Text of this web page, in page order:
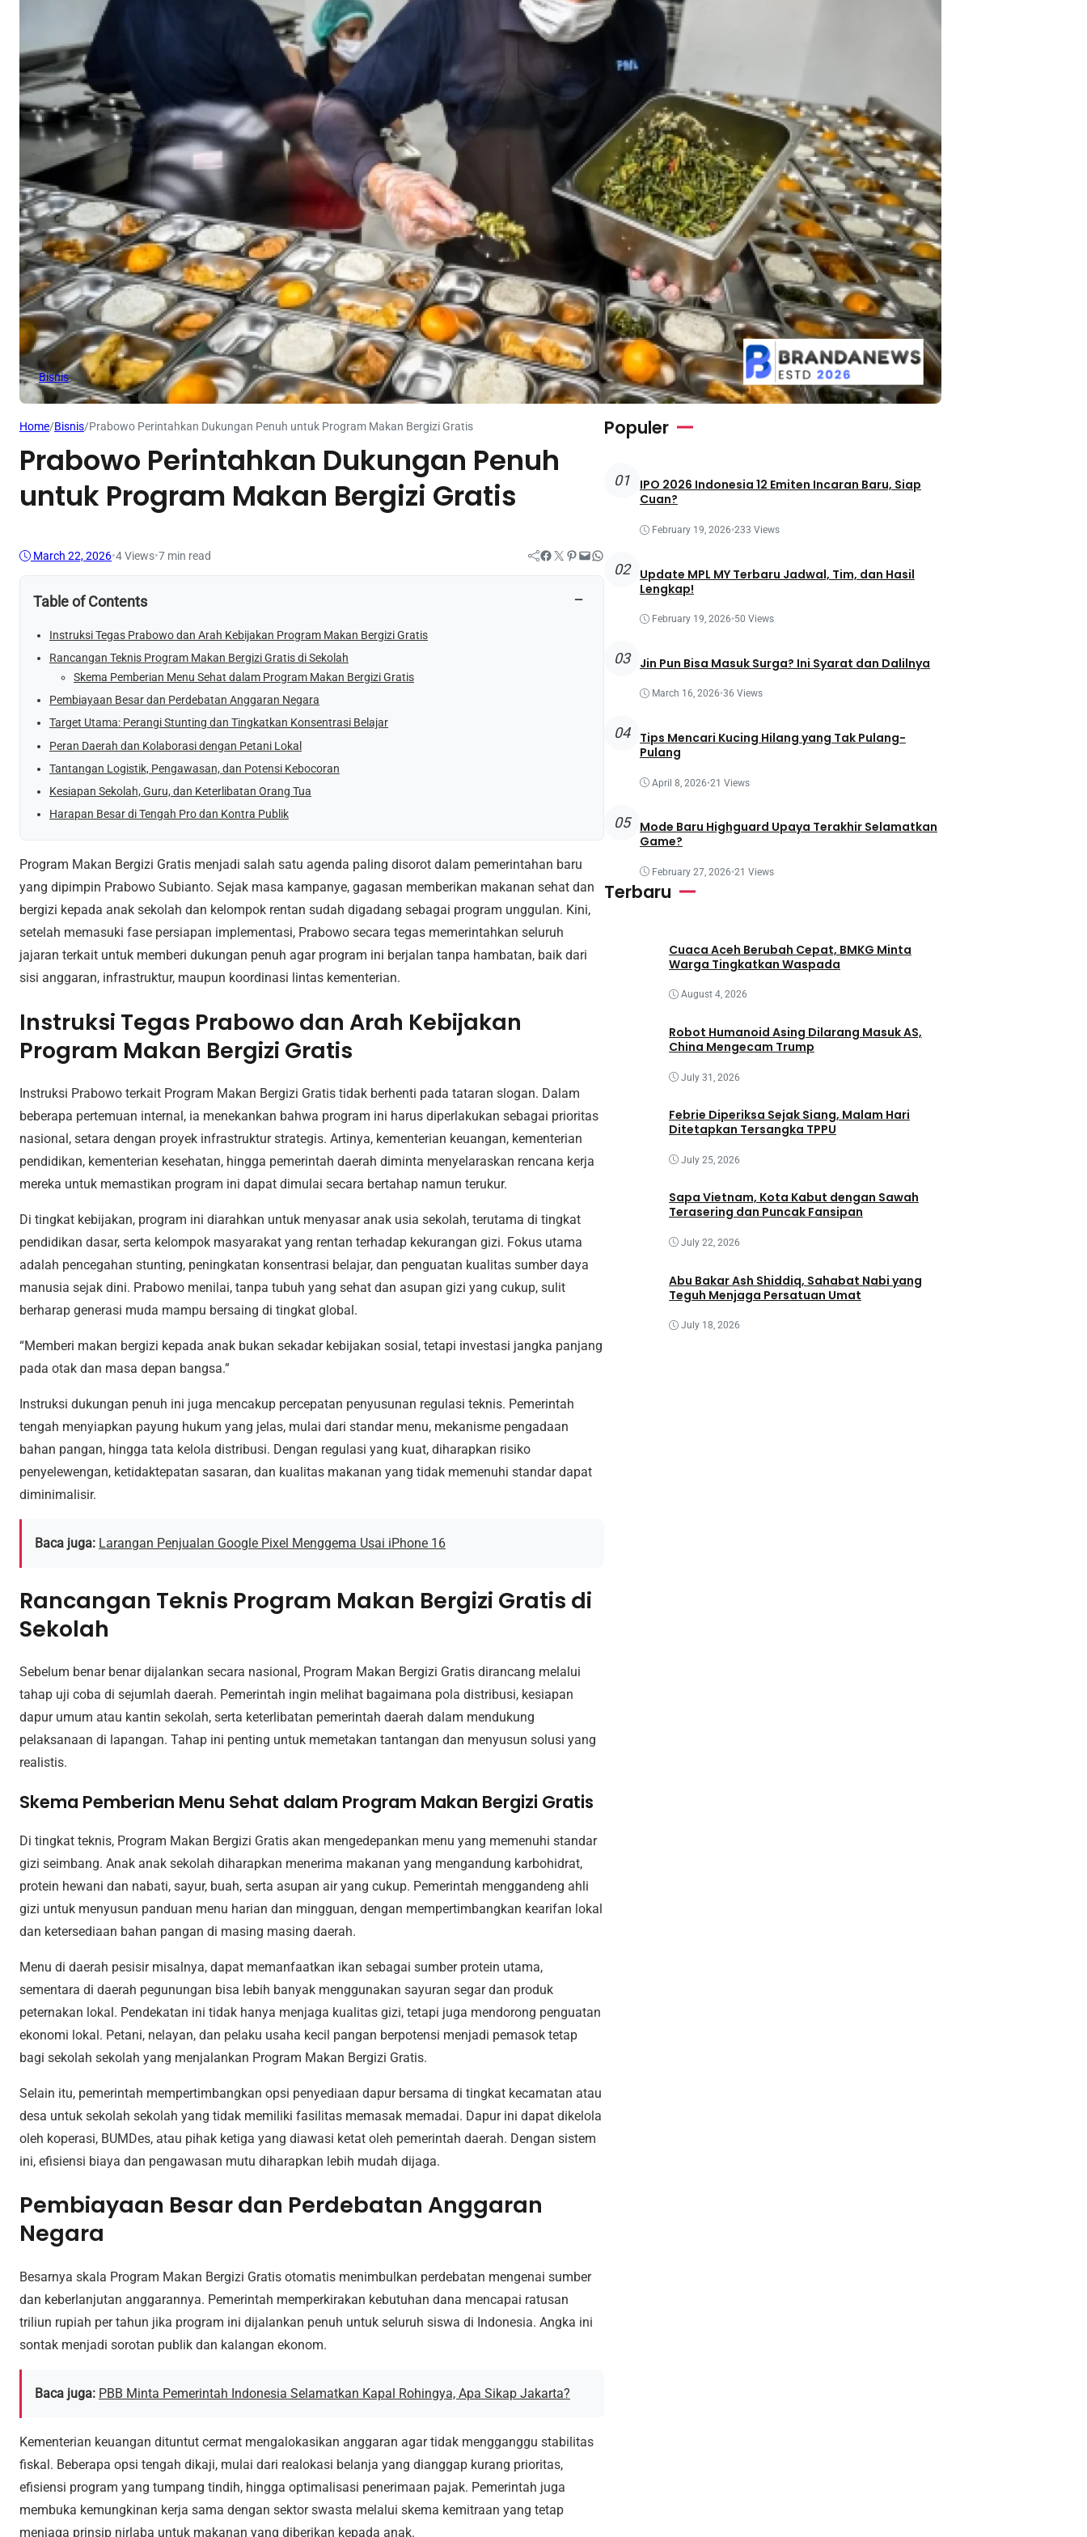
Bisnis
Home/Bisnis/Prabowo Perintahkan Dukungan Penuh untuk Program Makan Bergizi Gratis
Prabowo Perintahkan Dukungan Penuh
untuk Program Makan Bergizi Gratis
March 22, 2026•4Views•7 min read Facebook Twitter Pinterest Mail WhatsApp
Table of Contents −
Instruksi Tegas Prabowo dan Arah Kebijakan Program Makan Bergizi Gratis
Rancangan Teknis Program Makan Bergizi Gratis di Sekolah
Skema Pemberian Menu Sehat dalam Program Makan Bergizi Gratis
Pembiayaan Besar dan Perdebatan Anggaran Negara
Target Utama: Perangi Stunting dan Tingkatkan Konsentrasi Belajar
Peran Daerah dan Kolaborasi dengan Petani Lokal
Tantangan Logistik, Pengawasan, dan Potensi Kebocoran
Kesiapan Sekolah, Guru, dan Keterlibatan Orang Tua
Harapan Besar di Tengah Pro dan Kontra Publik
Program Makan Bergizi Gratis menjadi salah satu agenda paling disorot dalam pemerintahan baru
yang dipimpin Prabowo Subianto. Sejak masa kampanye, gagasan memberikan makanan sehat dan
bergizi kepada anak sekolah dan kelompok rentan sudah digadang sebagai program unggulan. Kini,
setelah memasuki fase persiapan implementasi, Prabowo secara tegas memerintahkan seluruh
jajaran terkait untuk memberi dukungan penuh agar program ini berjalan tanpa hambatan, baik dari
sisi anggaran, infrastruktur, maupun koordinasi lintas kementerian.
Instruksi Tegas Prabowo dan Arah Kebijakan
Program Makan Bergizi Gratis
Instruksi Prabowo terkait Program Makan Bergizi Gratis tidak berhenti pada tataran slogan. Dalam
beberapa pertemuan internal, ia menekankan bahwa program ini harus diperlakukan sebagai prioritas
nasional, setara dengan proyek infrastruktur strategis. Artinya, kementerian keuangan, kementerian
pendidikan, kementerian kesehatan, hingga pemerintah daerah diminta menyelaraskan rencana kerja
mereka untuk memastikan program ini dapat dimulai secara bertahap namun terukur.
Di tingkat kebijakan, program ini diarahkan untuk menyasar anak usia sekolah, terutama di tingkat
pendidikan dasar, serta kelompok masyarakat yang rentan terhadap kekurangan gizi. Fokus utama
adalah pencegahan stunting, peningkatan konsentrasi belajar, dan penguatan kualitas sumber daya
manusia sejak dini. Prabowo menilai, tanpa tubuh yang sehat dan asupan gizi yang cukup, sulit
berharap generasi muda mampu bersaing di tingkat global.
“Memberi makan bergizi kepada anak bukan sekadar kebijakan sosial, tetapi investasi jangka panjang
pada otak dan masa depan bangsa.”
Instruksi dukungan penuh ini juga mencakup percepatan penyusunan regulasi teknis. Pemerintah
tengah menyiapkan payung hukum yang jelas, mulai dari standar menu, mekanisme pengadaan
bahan pangan, hingga tata kelola distribusi. Dengan regulasi yang kuat, diharapkan risiko
penyelewengan, ketidaktepatan sasaran, dan kualitas makanan yang tidak memenuhi standar dapat
diminimalisir.
Baca juga: Larangan Penjualan Google Pixel Menggema Usai iPhone 16
Rancangan Teknis Program Makan Bergizi Gratis di
Sekolah
Sebelum benar benar dijalankan secara nasional, Program Makan Bergizi Gratis dirancang melalui
tahap uji coba di sejumlah daerah. Pemerintah ingin melihat bagaimana pola distribusi, kesiapan
dapur umum atau kantin sekolah, serta keterlibatan pemerintah daerah dalam mendukung
pelaksanaan di lapangan. Tahap ini penting untuk memetakan tantangan dan menyusun solusi yang
realistis.
Skema Pemberian Menu Sehat dalam Program Makan Bergizi Gratis
Di tingkat teknis, Program Makan Bergizi Gratis akan mengedepankan menu yang memenuhi standar
gizi seimbang. Anak anak sekolah diharapkan menerima makanan yang mengandung karbohidrat,
protein hewani dan nabati, sayur, buah, serta asupan air yang cukup. Pemerintah menggandeng ahli
gizi untuk menyusun panduan menu harian dan mingguan, dengan mempertimbangkan kearifan lokal
dan ketersediaan bahan pangan di masing masing daerah.
Menu di daerah pesisir misalnya, dapat memanfaatkan ikan sebagai sumber protein utama,
sementara di daerah pegunungan bisa lebih banyak menggunakan sayuran segar dan produk
peternakan lokal. Pendekatan ini tidak hanya menjaga kualitas gizi, tetapi juga mendorong penguatan
ekonomi lokal. Petani, nelayan, dan pelaku usaha kecil pangan berpotensi menjadi pemasok tetap
bagi sekolah sekolah yang menjalankan Program Makan Bergizi Gratis.
Selain itu, pemerintah mempertimbangkan opsi penyediaan dapur bersama di tingkat kecamatan atau
desa untuk sekolah sekolah yang tidak memiliki fasilitas memasak memadai. Dapur ini dapat dikelola
oleh koperasi, BUMDes, atau pihak ketiga yang diawasi ketat oleh pemerintah daerah. Dengan sistem
ini, efisiensi biaya dan pengawasan mutu diharapkan lebih mudah dijaga.
Pembiayaan Besar dan Perdebatan Anggaran
Negara
Besarnya skala Program Makan Bergizi Gratis otomatis menimbulkan perdebatan mengenai sumber
dan keberlanjutan anggarannya. Pemerintah memperkirakan kebutuhan dana mencapai ratusan
triliun rupiah per tahun jika program ini dijalankan penuh untuk seluruh siswa di Indonesia. Angka ini
sontak menjadi sorotan publik dan kalangan ekonom.
Baca juga: PBB Minta Pemerintah Indonesia Selamatkan Kapal Rohingya, Apa Sikap Jakarta?
Kementerian keuangan dituntut cermat mengalokasikan anggaran agar tidak mengganggu stabilitas
fiskal. Beberapa opsi tengah dikaji, mulai dari realokasi belanja yang dianggap kurang prioritas,
efisiensi program yang tumpang tindih, hingga optimalisasi penerimaan pajak. Pemerintah juga
membuka kemungkinan kerja sama dengan sektor swasta melalui skema kemitraan yang tetap
menjaga prinsip nirlaba untuk makanan yang diberikan kepada anak.
Populer
01
IPO 2026 Indonesia 12 Emiten Incaran Baru, Siap
Cuan?
February 19, 2026•233 Views
02
Update MPL MY Terbaru Jadwal, Tim, dan Hasil
Lengkap!
February 19, 2026•50 Views
03 Jin Pun Bisa Masuk Surga? Ini Syarat dan Dalilnya
March 16, 2026•36 Views
04
Tips Mencari Kucing Hilang yang Tak Pulang-
Pulang
April 8, 2026•21 Views
05
Mode Baru Highguard Upaya Terakhir Selamatkan
Game?
February 27, 2026•21 Views
Terbaru
Cuaca Aceh Berubah Cepat, BMKG Minta
Warga Tingkatkan Waspada
August 4, 2026
Robot Humanoid Asing Dilarang Masuk AS,
China Mengecam Trump
July 31, 2026
Febrie Diperiksa Sejak Siang, Malam Hari
Ditetapkan Tersangka TPPU
July 25, 2026
Sapa Vietnam, Kota Kabut dengan Sawah
Terasering dan Puncak Fansipan
July 22, 2026
Abu Bakar Ash Shiddiq, Sahabat Nabi yang
Teguh Menjaga Persatuan Umat
July 18, 2026